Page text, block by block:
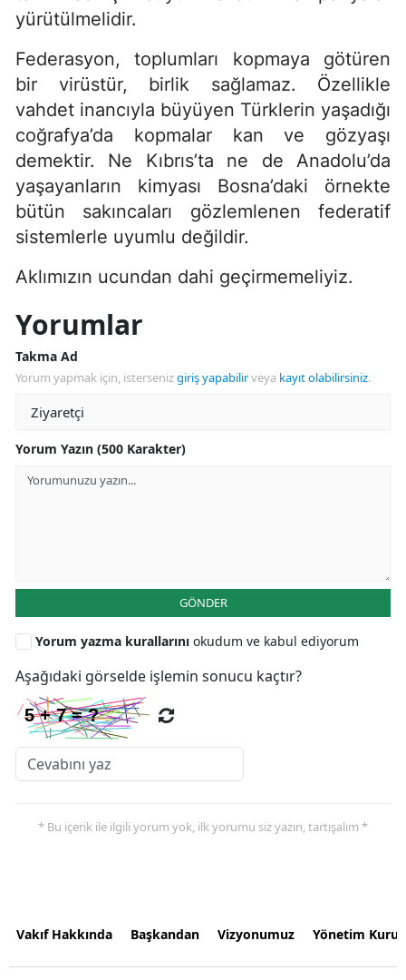
yürütülmelidir.
Federasyon, toplumları kopmaya götüren
bir virüstür, birlik sağlamaz. Özellikle
vahdet inancıyla büyüyen Türklerin yaşadığı
coğrafya’da kopmalar kan ve gözyaşı
demektir. Ne Kıbrıs’ta ne de Anadolu’da
yaşayanların kimyası Bosna’daki örnekte
bütün sakıncaları gözlemlenen federatif
sistemlerle uyumlu değildir.
Aklımızın ucundan dahi geçirmemeliyiz.
Yorumlar
Takma Ad
Yorum yapmak için, istersenizgiriş yapabilirveya kayıt olabilirsiniz.
Yorum Yazın (500 Karakter)
GÖNDER
Yorum yazma kurallarını okudum ve kabul ediyorum
Aşağıdaki görselde işlemin sonucu kaçtır?
* Bu içerik ile ilgili yorum yok, ilk yorumu siz yazın, tartışalım *
Vakıf Hakkında Başkandan Vizyonumuz Yönetim